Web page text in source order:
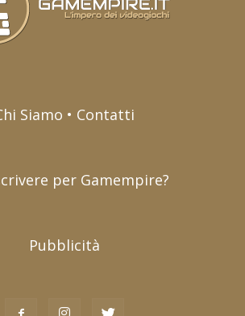
Siamo • Contatti
per Gamempire?
Pubblicità